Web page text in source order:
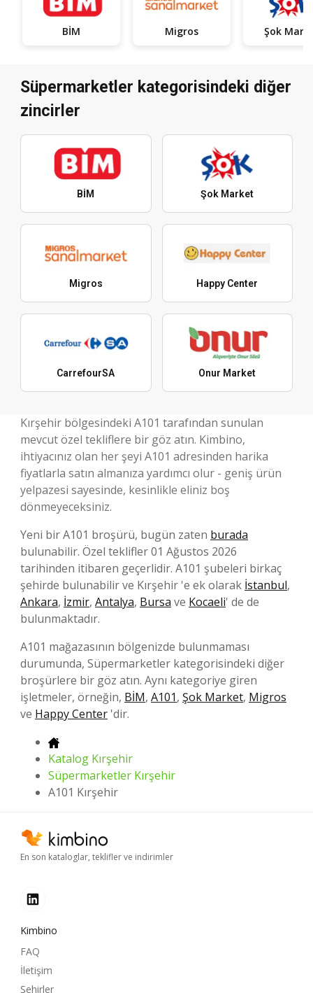
BİM Migros Şok
Süpermarketler kategorisindeki diğer
zincirler
BİM Şok Market
Migros Happy Center
CarrefourSA Onur Market
Kırşehir bölgesindeki A101 tarafından sunulan
mevcut özel tekliflere bir göz atın. Kimbino,
ihtiyacınız olan her şeyi A101 adresinden harika
fiyatlarla satın almanıza yardımcı olur - geniş ürün
yelpazesi sayesinde, kesinlikle eliniz boş
dönmeyeceksiniz.
Yeni bir A101 broşürü, bugün zaten burada
bulunabilir. Özel teklifler 01 Ağustos 2026
tarihinden itibaren geçerlidir. A101 şubeleri birkaç
şehirde bulunabilir ve Kırşehir 'e ek olarak İstanbul,
Ankara, İzmir, Antalya, Bursa ve Kocaeli' de de
bulunmaktadır.
A101 mağazasının bölgenizde bulunmaması
durumunda, Süpermarketler kategorisindeki diğer
broşürlere bir göz atın. Aynı kategoriye giren
işletmeler, örneğin, BİM, A101, Şok Market, Migros
ve Happy Center 'dir.
Katalog Kırşehir
Süpermarketler Kırşehir
A101 Kırşehir
En son kataloglar, teklifler ve indirimler
Kimbino
FAQ
İletişim
Şehirler